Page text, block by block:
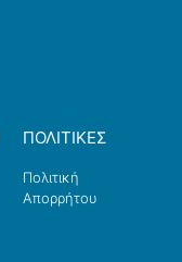
ΠΟΛΙΤΙΚΕΣ
Πολιτική
Απορρήτου